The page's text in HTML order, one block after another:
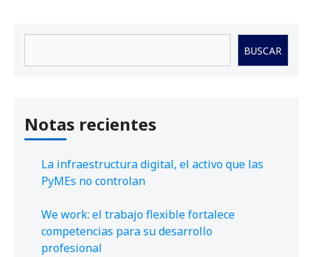
BUSCAR
Notas recientes
La infraestructura digital, el activo que las
PyMEs no controlan
We work: el trabajo flexible fortalece
competencias para su desarrollo
profesional